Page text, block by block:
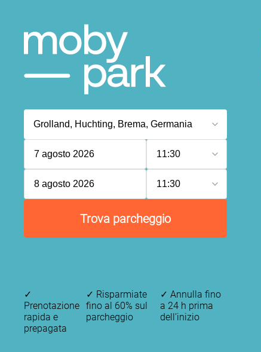
7 agosto 2026 11:30
8 agosto 2026 11:30
Trova parcheggio
✓
Prenotazione
rapida e
prepagata
✓ Risparmiate
fino al 60% sul
parcheggio
✓ Annulla fino
a 24 h prima
dell’inizio